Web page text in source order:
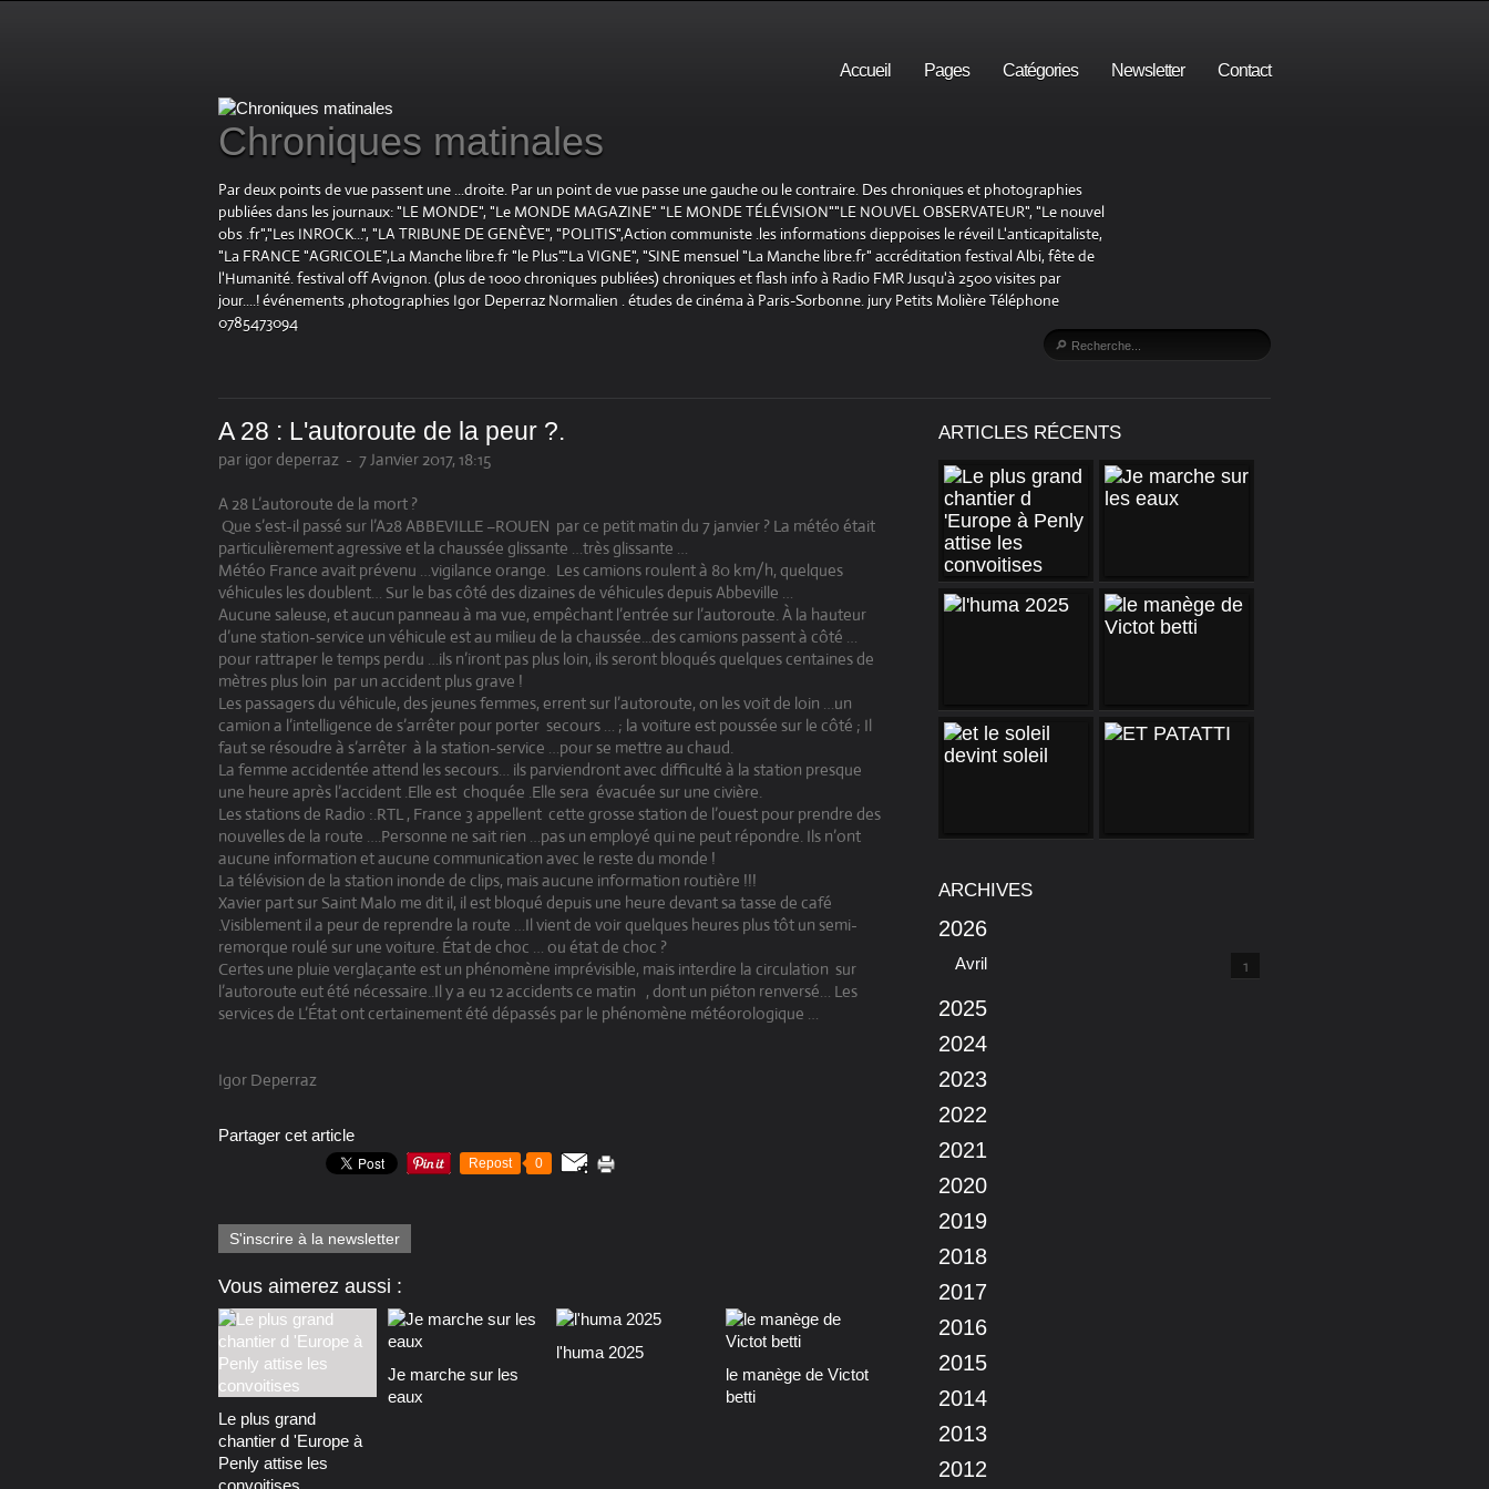
Accueil Pages Catégories Newsletter Contact
Chroniques matinales
Par deux points de vue passent une ...droite. Par un point de vue passe une gauche ou le contraire. Des chroniques et photographies
publiées dans les journaux: "LE MONDE", "Le MONDE MAGAZINE" "LE MONDE TÉLÉVISION""LE NOUVEL OBSERVATEUR", "Le nouvel
obs .fr","Les INROCK...", "LA TRIBUNE DE GENÈVE", "POLITIS",Action communiste .les informations dieppoises le réveil L'anticapitaliste,
"La FRANCE "AGRICOLE",La Manche libre.fr "le Plus"."La VIGNE", "SINE mensuel "La Manche libre.fr" accréditation festival Albi, fête de
l'Humanité. festival off Avignon. (plus de 1000 chroniques publiées) chroniques et flash info à Radio FMR Jusqu'à 2500 visites par
jour....! événements ,photographies Igor Deperraz Normalien . études de cinéma à Paris-Sorbonne. jury Petits Molière Téléphone
0785473094
A 28 : L'autoroute de la peur ?.
par igor deperraz - 7 Janvier 2017, 18:15
A 28 L’autoroute de la mort ?
Que s’est-il passé sur l’A28ABBEVILLE –ROUEN par ce petit matin du 7 janvier ? La météo était
particulièrement agressive et la chaussée glissante …très glissante …
Météo France avait prévenu …vigilance orange. Les camions roulent à 80 km/h, quelques
véhicules les doublent… Sur le bas côté des dizaines de véhicules depuis Abbeville …
Aucune saleuse, et aucun panneau à ma vue, empêchant l’entrée sur l’autoroute. À la hauteur
d’une station-service un véhicule est au milieu de la chaussée...des camions passent à côté …
pour rattraper le temps perdu …ils n’iront pas plus loin, ils seront bloqués quelques centaines de
mètres plus loin par un accident plus grave !
Les passagers du véhicule, des jeunes femmes, errent sur l’autoroute, on les voit de loin …un
camion a l’intelligence de s’arrêter pour porter secours … ; la voiture est poussée sur le côté ; Il
faut se résoudre à s’arrêter à la station-service …pour se mettre au chaud.
La femme accidentée attend les secours… ils parviendront avec difficulté à la station presque
une heure après l’accident .Elle est choquée .Elle sera évacuée sur une civière.
Les stations de Radio :.RTL , France 3 appellent cette grosse station de l’ouest pour prendre des
nouvelles de la route ….Personne ne sait rien …pas un employé qui ne peut répondre. Ils n’ont
aucune information et aucune communication avec le reste du monde !
La télévision de la station inonde de clips, mais aucune information routière !!!
Xavier part sur Saint Malo me dit il, il est bloqué depuis une heure devant sa tasse de café
.Visiblement il a peur de reprendre la route …Il vient de voir quelques heures plus tôt un semi-
remorque roulé sur une voiture. État de choc … ou état de choc ?
Certes une pluie verglaçante est un phénomène imprévisible, mais interdire la circulation sur
l’autoroute eut été nécessaire..Il y a eu 12 accidents ce matin , dont un piéton renversé… Les
services de L’État ont certainement été dépassés par le phénomène météorologique …
Igor Deperraz
Partager cet article
Repost 0
S'inscrire à la newsletter
Vous aimerez aussi :
Le plus grand
chantier d 'Europe à
Penly attise les
Je marche sur les
eaux
l'huma 2025
le manège de Victot
betti
ARTICLES RÉCENTS
ARCHIVES
2026
Avril 1
2025
2024
2023
2022
2021
2020
2019
2018
2017
2016
2015
2014
2013
2012